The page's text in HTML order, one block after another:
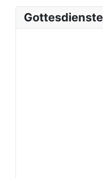
Gottesdienste